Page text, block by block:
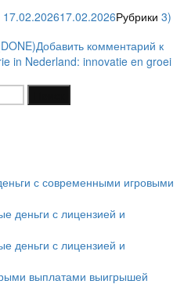
17.02.202617.02.2026Рубрики 3)
Добавить комментарий к
in Nederland: innovatie en groei
с современными игровыми
деньги с лицензией и
деньги с лицензией и
выплатами выигрышей